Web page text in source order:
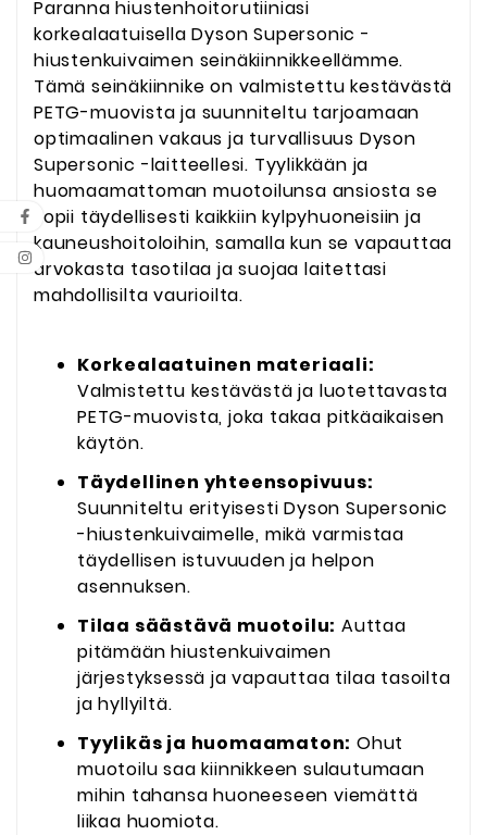
Paranna hiustenhoitorutiiniasi
korkealaatuisella Dyson Supersonic -
hiustenkuivaimen seinäkiinnikkeellämme.
Tämä seinäkiinnike on valmistettu kestävästä
PETG-muovista ja suunniteltu tarjoamaan
optimaalinen vakaus ja turvallisuus Dyson
Supersonic -laitteellesi. Tyylikkään ja
huomaamattoman muotoilunsa ansiosta se
sopii täydellisesti kaikkiin kylpyhuoneisiin ja
kauneushoitoloihin, samalla kun se vapauttaa
arvokasta tasotilaa ja suojaa laitettasi
mahdollisilta vaurioilta.
Korkealaatuinen materiaali:
Valmistettu kestävästä ja luotettavasta
PETG-muovista, joka takaa pitkäaikaisen
käytön.
Täydellinen yhteensopivuus:
Suunniteltu erityisesti Dyson Supersonic
-hiustenkuivaimelle, mikä varmistaa
täydellisen istuvuuden ja helpon
asennuksen.
Tilaa säästävä muotoilu: Auttaa
pitämään hiustenkuivaimen
järjestyksessä ja vapauttaa tilaa tasoilta
ja hyllyiltä.
Tyylikäs ja huomaamaton: Ohut
muotoilu saa kiinnikkeen sulautumaan
mihin tahansa huoneeseen viemättä
liikaa huomiota.